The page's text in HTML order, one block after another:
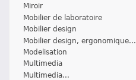
Miroir
Mobilier de laboratoire
Mobilier design
Mobilier design, ergonomique...
Modelisation
Multimedia
Multimedia...